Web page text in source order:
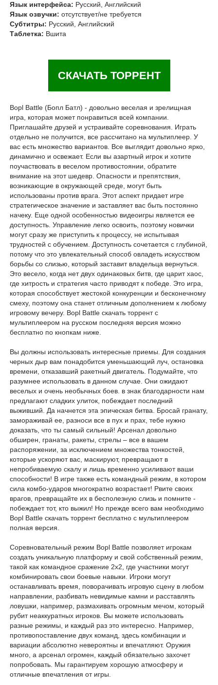
Язык интерфейса: Русский, Английский
Язык озвучки: отсутствует/не требуется
Субтитры: Русский, Английский
Таблетка: Вшита
СКАЧАТЬ ТОРРЕНТ
Bopl Battle (Бопл Батл) - довольно веселая и зрелищная
игра, которая может понравиться всей компании.
Приглашайте друзей и устраивайте соревнования. Играть
отдельно не получится, все рассчитано на мультиплеер. У
вас есть множество вариантов. Все выглядит довольно ярко,
динамично и освежает. Если вы азартный игрок и хотите
поучаствовать в веселом противостоянии, обратите
внимание на этот шедевр. Опасности и препятствия,
возникающие в окружающей среде, могут быть
использованы против врага. Этот аспект придает игре
стратегическое значение и заставляет вас быть постоянно
начеку. Еще одной особенностью видеоигры является ее
доступность. Управление легко освоить, поэтому новички
могут сразу же приступить к процессу, не испытывая
трудностей с обучением. Доступность сочетается с глубиной,
потому что это увлекательный способ овладеть искусством
борьбы со слизью, который заставит владельца вернуться.
Это весело, когда нет двух одинаковых битв, где царит хаос,
где хитрость и стратегия часто приводят к победе. Это игра,
которая способствует жестокой конкуренции и бесконечному
смеху, поэтому она станет отличным дополнением к любому
игровому вечеру. Bopl Battle скачать торрент с
мультиплеером на русском последняя версия можно
бесплатно по кнопкам ниже.
Вы должны использовать интересные приемы. Для создания
черных дыр вам понадобится уменьшающий луч, остановка
времени, отказавший ракетный двигатель. Подумайте, что
разумнее использовать в данном случае. Они ожидают
веселых и очень необычных боев. в знак благодарности нам
предлагают сладких улиток, побеждает последний
выживший. Да начнется эта эпическая битва. Бросай гранату,
замораживай ее, разноси все в пух и прах, тебе нужно
доказать, что ты самый сильный! Арсенал довольно
обширен, гранаты, ракеты, стрелы – все в вашем
распоряжении, за исключением множества тонкостей,
которые ускоряют вас, маскируют, превращают в
непробиваемую скалу и лишь временно усиливают ваши
способности! В игре также есть командный режим, в котором
сила комбо-ударов многократно возрастает! Рвите своих
врагов, превращайте их в бесполезную слизь и помните -
побеждает тот, кто выжил! Но прежде всего вам необходимо
Bopl Battle скачать торрент бесплатно с мультиплеером
полная версия.
Соревновательный режим Bopl Battle позволяет игрокам
создать уникальную платформу и свой собственный режим,
такой как командное сражение 2х2, где участники могут
комбинировать свои боевые навыки. Игроки могут
останавливать время, поворачивать игровую сцену в любом
направлении, разбивать невидимые камни и расставлять
ловушки, например, размахивать огромным мечом, который
рубит неаккуратных игроков. Вы можете использовать
разные режимы, и каждый раз это интересно. Например,
противопоставление двух команд, здесь комбинации и
вариации абсолютно невероятны и впечатляют. Оружия
много, а арсенал огромен, каждый обязательно захочет
попробовать. Мы гарантируем хорошую атмосферу и
отличные впечатления от игры.